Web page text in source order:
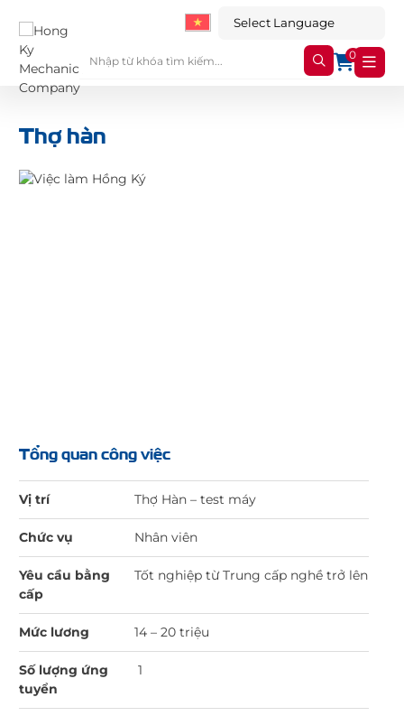
0
Thợ hàn
Tổng quan công việc
Vị trí Thợ Hàn – test máy
Chức vụ Nhân viên
Yêu cầu bằng
cấp
Tốt nghiệp từ Trung cấp nghề trở lên
Mức lương 14 – 20 triệu
Số lượng ứng
tuyển
1